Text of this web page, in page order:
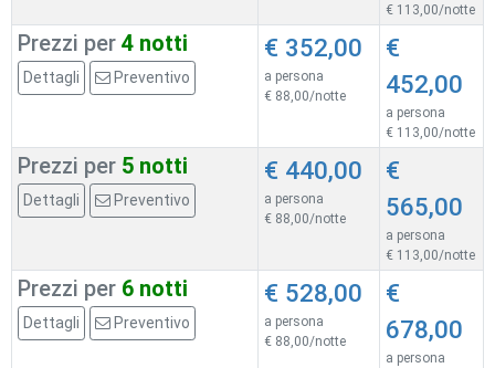
€ 113,00/notte
Prezzi per 4 notti
Dettagli Preventivo
€ 352,00
a persona
€ 88,00/notte
€
452,00
a persona
€ 113,00/notte
Prezzi per 5 notti
Dettagli Preventivo
€ 440,00
a persona
€ 88,00/notte
€
565,00
a persona
€ 113,00/notte
Prezzi per 6 notti
Dettagli Preventivo
€ 528,00
a persona
€ 88,00/notte
€
678,00
a persona